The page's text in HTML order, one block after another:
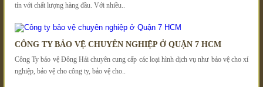
tín với chất lượng hàng đầu. Với nhiều..
CÔNG TY BẢO VỆ CHUYÊN NGHIỆP Ở QUẬN 7 HCM
Công Ty bảo vệ Đông Hải chuyên cung cấp các loại hình dịch vụ như bảo vệ cho xí
nghiệp, bảo vệ cho công ty, bảo vệ cho..